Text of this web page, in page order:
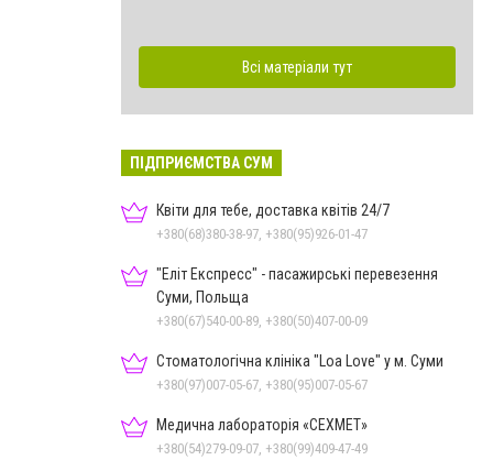
Всі матеріали тут
ПІДПРИЄМСТВА СУМ
Квіти для тебе, доставка квітів 24/7
+380(68)380-38-97, +380(95)926-01-47
"Еліт Експресс" - пасажирські перевезення
Суми, Польща
+380(67)540-00-89, +380(50)407-00-09
Стоматологічна клініка "Loa Love" у м. Суми
+380(97)007-05-67, +380(95)007-05-67
Медична лабораторія «СЕХМЕТ»
+380(54)279-09-07, +380(99)409-47-49